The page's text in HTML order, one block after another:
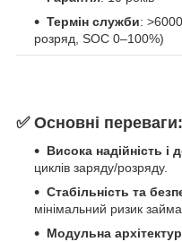
Термін служби:
розряд, SOC 0–100%)
✅ Основні переваги:
Висока надійність і
циклів заряду/розряду.
Стабільність та
мінімальний ризик
Модульна